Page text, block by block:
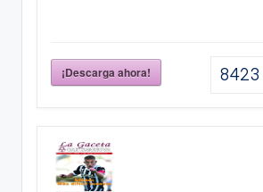
¡Descarga ahora! 8423